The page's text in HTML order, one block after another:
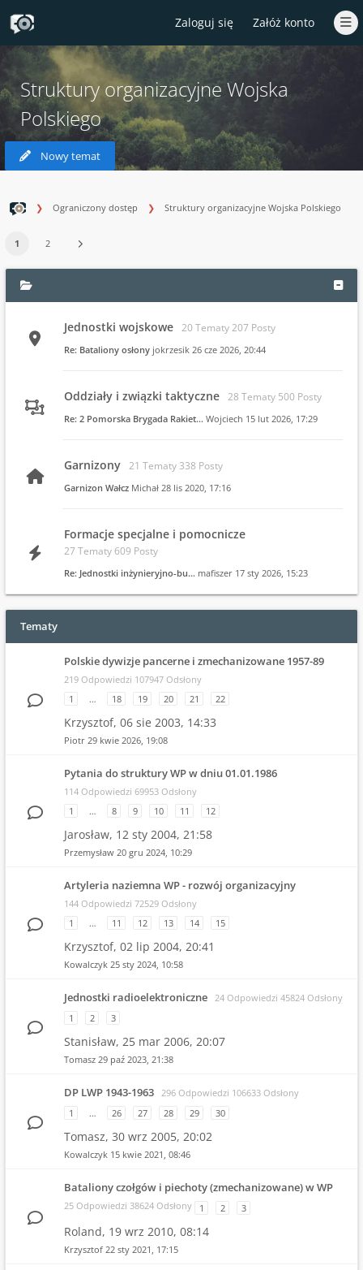
Zaloguj się Załóż konto
Struktury organizacyjne Wojska
Polskiego
Nowy temat
Ograniczony dostęp Struktury organizacyjne Wojska Polskiego
1 2
Jednostki wojskowe 20 Tematy 207 Posty
Re: Bataliony osłony jokrzesik 26 cze 2026, 20:44
Oddziały i związki taktyczne 28 Tematy 500 Posty
Re: 2 Pomorska Brygada Rakiet… Wojciech 15 lut 2026, 17:29
Garnizony 21 Tematy 338 Posty
Garnizon Wałcz Michał 28 lis 2020, 17:16
Formacje specjalne i pomocnicze
27 Tematy 609 Posty
Re: Jednostki inżynieryjno-bu… mafiszer 17 sty 2026, 15:23
Tematy
Polskie dywizje pancerne i zmechanizowane 1957-89
219 Odpowiedzi 107947 Odsłony
1
… 18 19 20 21 22
Krzysztof, 06 sie 2003, 14:33
Piotr 29 kwie 2026, 19:08
Pytania do struktury WP w dniu 01.01.1986
114 Odpowiedzi 69953 Odsłony
1
… 8 9 10 11 12
Jarosław, 12 sty 2004, 21:58
Przemysław 20 gru 2024, 10:29
Artyleria naziemna WP - rozwój organizacyjny
144 Odpowiedzi 72529 Odsłony
1
… 11 12 13 14 15
Krzysztof, 02 lip 2004, 20:41
Kowalczyk 25 sty 2024, 10:58
Jednostki radioelektroniczne 24 Odpowiedzi 45824 Odsłony
1
2 3
Stanisław, 25 mar 2006, 20:07
Tomasz 29 paź 2023, 21:38
DP LWP 1943-1963 296 Odpowiedzi 106633 Odsłony
1
… 26 27 28 29 30
Tomasz, 30 wrz 2005, 20:02
Kowalczyk 15 kwie 2021, 08:46
Bataliony czołgów i piechoty (zmechanizowane) w WP
25 Odpowiedzi 38624 Odsłony 1 2 3
Roland, 19 wrz 2010, 08:14
Krzysztof 22 sty 2021, 17:15